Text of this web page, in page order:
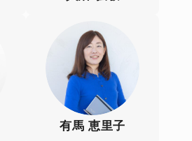
有馬 恵里子